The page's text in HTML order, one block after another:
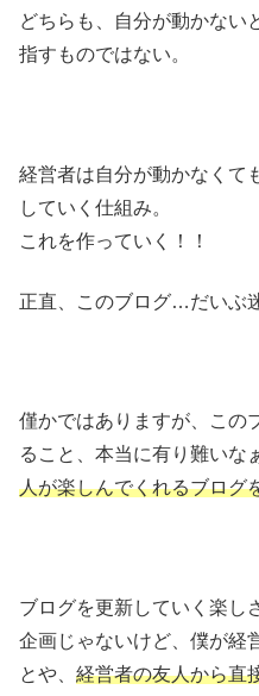
どちらも、自分が動かない
指すものではない。
経営者は自分が動かなくて
していく仕組み。
これを作っていく！！
正直、このブログ…だいぶ
僅かではありますが、この
ること、本当に有り難いな
人が楽しんでくれるブログ
ブログを更新していく楽し
企画じゃないけど、僕が経
とや、 経営者の友人から直